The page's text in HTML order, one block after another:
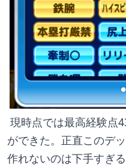
ができた。正直このデ
作れないのは下手すぎ